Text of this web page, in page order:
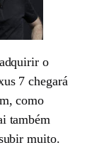
o
7 chegará
como
também
muito.